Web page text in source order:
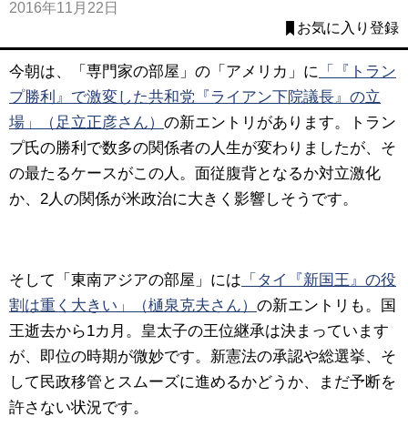
2016年11月22日
お気に入り登録
今朝は、「専門家の部屋」の「アメリカ」に
「『トラン
プ勝利』で激変した共和党『ライアン下院議長』の立
場」（足立正彦さん） の新エントリがあります。
トラン
プ氏の勝利で数多の関係者の人生が変わりましたが、そ
の最たるケースがこの人。面従腹背となるか対立激化
か、2人の関係が米政治に大きく影響しそうです。
そして「東南アジアの部屋」には 「タイ『新国王』の役
割は重く大きい」（樋泉克夫さん） の新エントリも。
国
王逝去から1カ月。皇太子の王位継承は決まっています
が、即位の時期が微妙です。新憲法の承認や総選挙、そ
して民政移管とスムーズに進めるかどうか、まだ予断を
許さない状況です。